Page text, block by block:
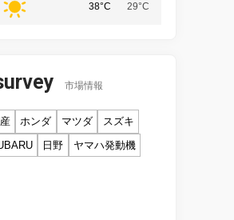
38°C 29°C
市場情報
ホンダ マツダ
スズキ
日野 ヤマハ発動機